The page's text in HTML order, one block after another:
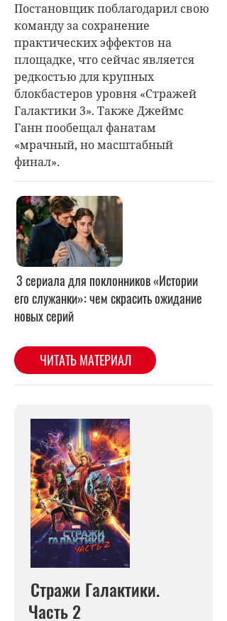
Постановщик поблагодарил свою
команду за сохранение
практических эффектов на
площадке, что сейчас является
редкостью для крупных
блокбастеров уровня «Стражей
Галактики 3». Также Джеймс
Ганн пообещал фанатам
«мрачный, но масштабный
финал».
Стражи Галактики.
Часть 2